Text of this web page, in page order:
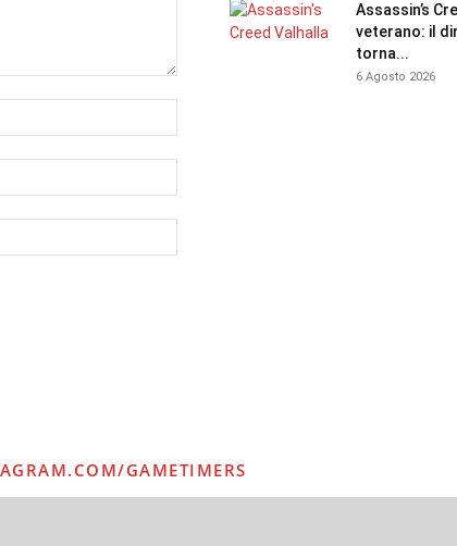
Assassin’s
veterano: il
torna...
6 Agosto 2026
GAMETIMERS